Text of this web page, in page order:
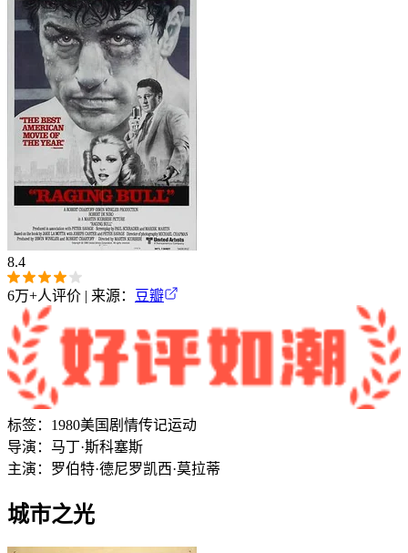
8.4
6万+人评价 | 来源： 豆瓣
标签： 1980美国 剧情传记运动
导演： 马丁·斯科塞斯
主演： 罗伯特·德尼罗凯西·莫拉蒂
城市之光